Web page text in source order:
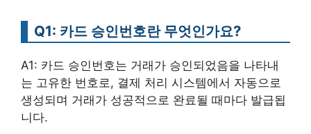
Q1: 카드 승인번호란 무엇인가요?
A1: 카드 승인번호는 거래가 승인되었음을 나타내
는 고유한 번호로, 결제 처리 시스템에서 자동으로
생성되며 거래가 성공적으로 완료될 때마다 발급됩
니다.